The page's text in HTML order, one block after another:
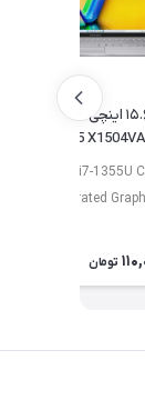
لپ‌تاپ ۱۵.۶ اینچی ایسوس مدل
Vivobook 15
Core i7-1355U
Integrated
تومان